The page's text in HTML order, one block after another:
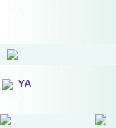
YA